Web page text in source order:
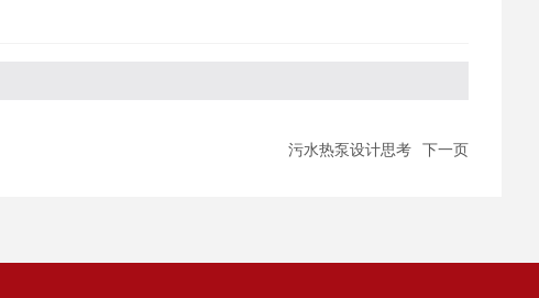
污水热泵设计思考 下一页